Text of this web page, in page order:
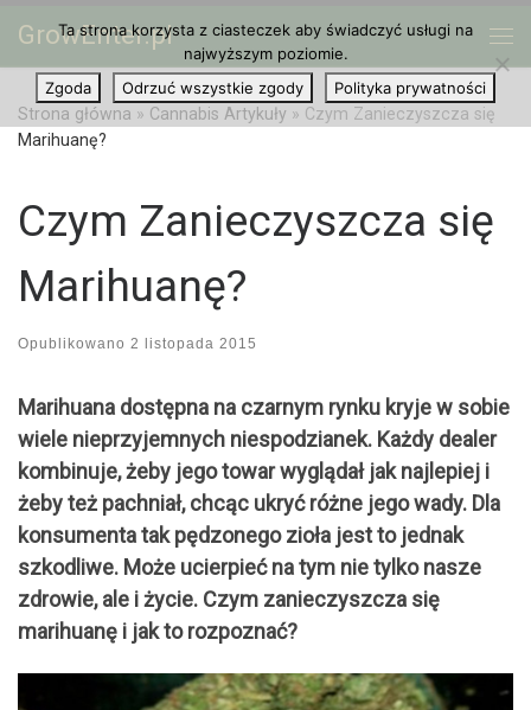
Przejdź do treści
GrowEnter.pl
Strona główna » Cannabis Artykuły » Czym Zanieczyszcza się
Marihuanę?
Czym Zanieczyszcza się
Marihuanę?
Opublikowano 2 listopada 2015
Marihuana dostępna na czarnym rynku kryje w sobie
wiele nieprzyjemnych niespodzianek. Każdy dealer
kombinuje, żeby jego towar wyglądał jak najlepiej i
żeby też pachniał, chcąc ukryć różne jego wady. Dla
konsumenta tak pędzonego zioła jest to jednak
szkodliwe. Może ucierpieć na tym nie tylko nasze
zdrowie, ale i życie. Czym zanieczyszcza się
marihuanę i jak to rozpoznać?
Ta strona korzysta z ciasteczek aby świadczyć usługi na
najwyższym poziomie.
Zgoda
Odrzuć wszystkie zgody Polityka prywatności